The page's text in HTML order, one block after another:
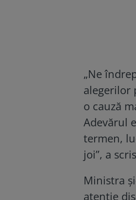
„Ne
alegerilor
o cauză
Adevărul
termen,
joi”, a
Ministra
atenție